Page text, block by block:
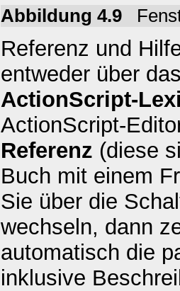
Abbildung 4.9
Referenz und
entweder über
ActionScript-
ActionScript-
Referenz (diese
Buch mit einem
Sie über die
wechseln, dann
automatisch die
inklusive